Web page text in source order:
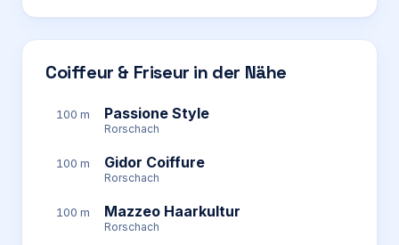
Coiffeur & Friseur in der Nähe
100 m Passione Style
Rorschach
100 m Gidor Coiffure
Rorschach
100 m Mazzeo Haarkultur
Rorschach